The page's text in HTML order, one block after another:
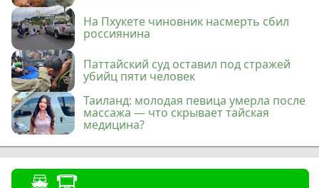
На Пхукете чиновник насмерть сбил
россиянина
Паттайский суд оставил под стражей
убийц пяти человек
Таиланд: молодая певица умерла после
массажа — что скрывает тайская
медицина?